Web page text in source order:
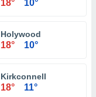
18° 10°
Holywood
18° 10°
Kirkconnell
18° 11°